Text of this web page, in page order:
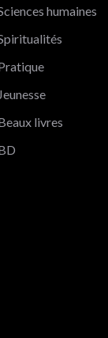
humaines
Jeunesse
livres